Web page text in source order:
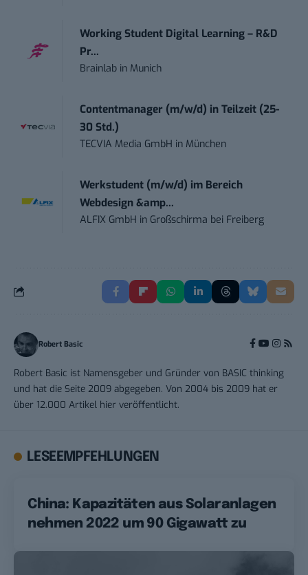
Working Student Digital Learning – R&D
Pr...
Brainlab in Munich
Contentmanager (m/w/d) in Teilzeit (25-
30 Std.)
TECVIA Media GmbH in München
Werkstudent (m/w/d) im Bereich
Webdesign &amp...
ALFIX GmbH in Großschirma bei Freiberg
Robert Basic
Robert Basic ist Namensgeber und Gründer von BASIC thinking
und hat die Seite 2009 abgegeben. Von 2004 bis 2009 hat er
über 12.000 Artikel hier veröffentlicht.
LESEEMPFEHLUNGEN
China: Kapazitäten aus Solaranlagen
nehmen 2022 um 90 Gigawatt zu